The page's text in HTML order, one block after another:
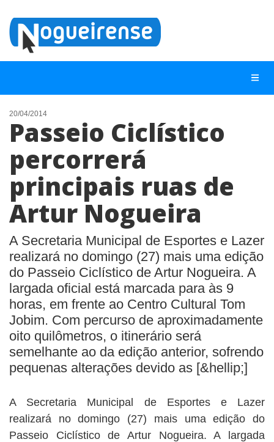
NOTÍCIAS
LISTA DIGITAL
TELEFONES ÚTEIS
QUEM SOMOS
CONTATO
ANUNCIE
BUSCAR
20/04/2014
Passeio Ciclístico
percorrerá
principais ruas de
Artur Nogueira
A Secretaria Municipal de Esportes e Lazer
realizará no domingo (27) mais uma edição
do Passeio Ciclístico de Artur Nogueira. A
largada oficial está marcada para às 9
horas, em frente ao Centro Cultural Tom
Jobim. Com percurso de aproximadamente
oito quilômetros, o itinerário será
semelhante ao da edição anterior, sofrendo
pequenas alterações devido as [&hellip;]
A Secretaria Municipal de Esportes e Lazer
realizará no domingo (27) mais uma edição do
Passeio Ciclístico de Artur Nogueira. A largada